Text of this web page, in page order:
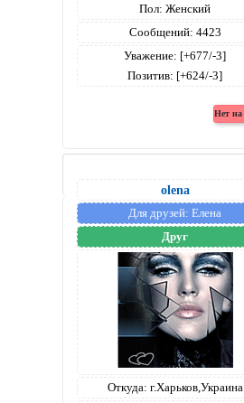
Пол: Женский
Сообщений: 4423
Уважение: [+677/-3]
Позитив: [+624/-3]
olena
Для друзей: Елена
Друг
Откуда: г.Харьков,Украина